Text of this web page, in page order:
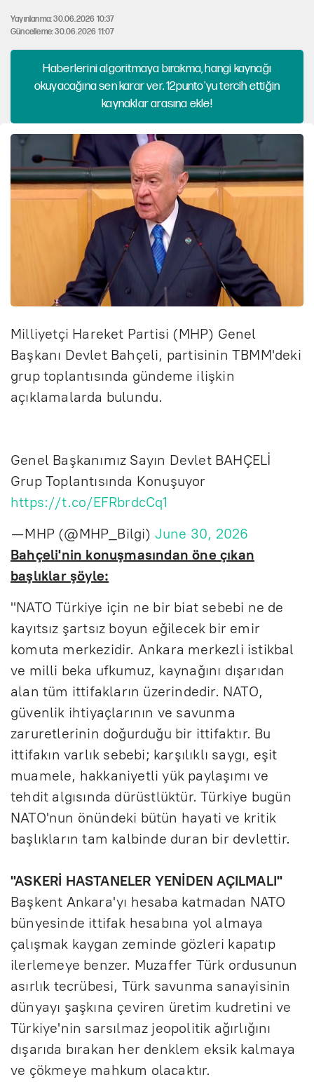
Yayınlanma: 30.06.2026 10:37
Güncelleme: 30.06.2026 11:07
Haberlerini algoritmaya bırakma, hangi kaynağı
okuyacağına sen karar ver. 12punto'yu tercih ettiğin
kaynaklar arasına ekle!
Milliyetçi Hareket Partisi (MHP) Genel
Başkanı Devlet Bahçeli, partisinin TBMM'deki
grup toplantısında gündeme ilişkin
açıklamalarda bulundu.
Genel Başkanımız Sayın Devlet BAHÇELİ
Grup Toplantısında Konuşuyor
https://t.co/EFRbrdcCq1
— MHP (@MHP_Bilgi) June 30, 2026
Bahçeli'nin konuşmasından öne çıkan
başlıklar şöyle:
"NATO Türkiye için ne bir biat sebebi ne de
kayıtsız şartsız boyun eğilecek bir emir
komuta merkezidir. Ankara merkezli istikbal
ve milli beka ufkumuz, kaynağını dışarıdan
alan tüm ittifakların üzerindedir. NATO,
güvenlik ihtiyaçlarının ve savunma
zaruretlerinin doğurduğu bir ittifaktır. Bu
ittifakın varlık sebebi; karşılıklı saygı, eşit
muamele, hakkaniyetli yük paylaşımı ve
tehdit algısında dürüstlüktür. Türkiye bugün
NATO'nun önündeki bütün hayati ve kritik
başlıkların tam kalbinde duran bir devlettir.
"ASKERİ HASTANELER YENİDEN AÇILMALI"
Başkent Ankara'yı hesaba katmadan NATO
bünyesinde ittifak hesabına yol almaya
çalışmak kaygan zeminde gözleri kapatıp
ilerlemeye benzer. Muzaffer Türk ordusunun
asırlık tecrübesi, Türk savunma sanayisinin
dünyayı şaşkına çeviren üretim kudretini ve
Türkiye'nin sarsılmaz jeopolitik ağırlığını
dışarıda bırakan her denklem eksik kalmaya
ve çökmeye mahkum olacaktır.